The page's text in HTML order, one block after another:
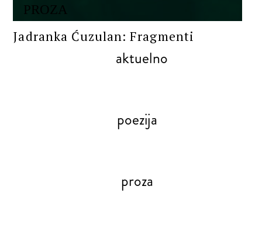
PROZA
Jadranka Ćuzulan: Fragmenti
aktuelno
poezija
proza